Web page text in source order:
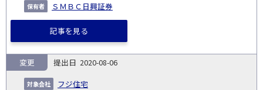
ＳＭＢＣ日興証券
記事を見る
2020-08-06
フジ住宅
変更